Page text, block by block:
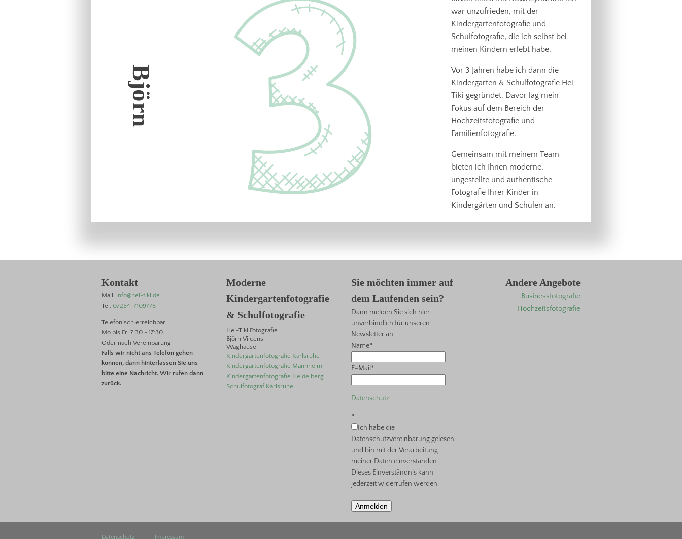
Björn
war unzufrieden, mit der
Kindergartenfotografie und
Schulfotografie, die ich selbst bei
meinen Kindern erlebt habe.
Vor 3 Jahren habe ich dann die
Kindergarten & Schulfotografie Hei-
Tiki gegründet. Davor lag mein
Fokus auf dem Bereich der
Hochzeitsfotografie und
Familienfotografie.
Gemeinsam mit meinem Team
bieten ich Ihnen moderne,
ungestellte und authentische
Fotografie Ihrer Kinder in
Kindergärten und Schulen an.
Kontakt
Mail: info@hei-tiki.de
Tel: 07254-7109776
Telefonisch erreichbar
Mo bis Fr: 7:30 - 17:30
Oder nach Vereinbarung
Falls wir nicht ans Telefon gehen
können, dann hinterlassen Sie uns
bitte eine Nachricht. Wir rufen dann
zurück.
Moderne
Kindergartenfotografie
& Schulfotografie
Hei-Tiki Fotografie
Björn Vilcens
Waghäusel
Kindergartenfotografie Karlsruhe
Kindergartenfotografie Mannheim
Kindergartenfotografie Heidelberg
Schulfotograf Karlsruhe
Sie möchten immer auf
dem Laufenden sein?
Dann melden Sie sich hier
unverbindlich für unseren
Newsletter an.
Name*
E-Mail*
Datenschutz
*
Ich habe die
Datenschutzvereinbarung gelesen
und bin mit der Verarbeitung
meiner Daten einverstanden.
Dieses Einverständnis kann
jederzeit widerrufen werden.
Anmelden
Andere Angebote
Businessfotografie
Hochzeitsfotografie
Datenschutz Impressum